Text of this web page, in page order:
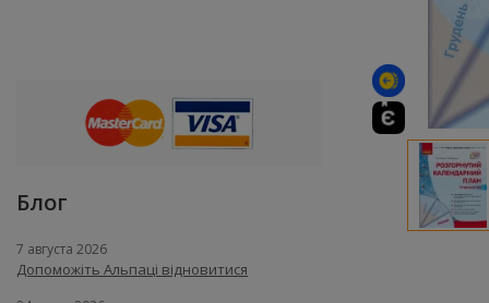
Блог
7 августа 2026
Допоможіть Альпаці відновитися